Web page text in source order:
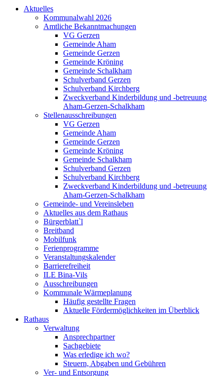
Aktuelles
Kommunalwahl 2026
Amtliche Bekanntmachungen
VG Gerzen
Gemeinde Aham
Gemeinde Gerzen
Gemeinde Kröning
Gemeinde Schalkham
Schulverband Gerzen
Schulverband Kirchberg
Zweckverband Kinderbildung und -betreuung
Aham-Gerzen-Schalkham
Stellenausschreibungen
VG Gerzen
Gemeinde Aham
Gemeinde Gerzen
Gemeinde Kröning
Gemeinde Schalkham
Schulverband Gerzen
Schulverband Kirchberg
Zweckverband Kinderbildung und -betreuung
Aham-Gerzen-Schalkham
Gemeinde- und Vereinsleben
Aktuelles aus dem Rathaus
Bürgerblatt`l
Breitband
Mobilfunk
Ferienprogramme
Veranstaltungskalender
Barrierefreiheit
ILE Bina-Vils
Ausschreibungen
Kommunale Wärmeplanung
Häufig gestellte Fragen
Aktuelle Fördermöglichkeiten im Überblick
Rathaus
Verwaltung
Ansprechpartner
Sachgebiete
Was erledige ich wo?
Steuern, Abgaben und Gebühren
Ver- und Entsorgung